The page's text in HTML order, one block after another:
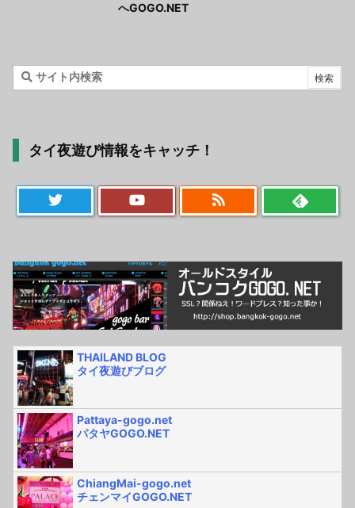
タイ夜遊び情報をキャッチ！
THAILAND BLOG
タイ夜遊びブログ
Pattaya-gogo.net
パタヤGOGO.NET
ChiangMai-gogo.net
チェンマイGOGO.NET